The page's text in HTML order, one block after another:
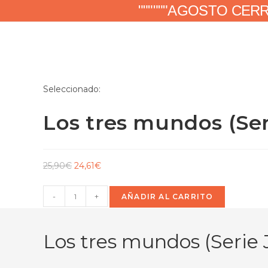
""""""AGOSTO
Seleccionado:
Los tres mundos
25,90€ 24,61€
- + AÑADIR AL CARRITO
Los tres mundos (Serie